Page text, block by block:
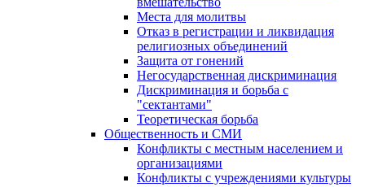
Места для молитвы
Отказ в регистрации и ликвидация
религиозных объединений
Защита от гонений
Негосударственная дискриминация
Дискриминация и борьба с
"сектантами"
Теоретическая борьба
Общественность и СМИ
Конфликты с местным населением и
организациями
Конфликты с учреждениями культуры